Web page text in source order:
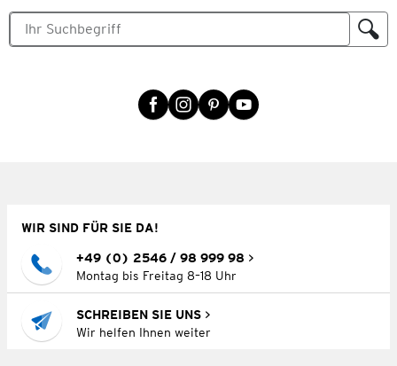
WIR SIND FÜR SIE DA!
+49 (0) 2546 / 98 999 98
Montag bis Freitag 8–18 Uhr
SCHREIBEN SIE UNS
Wir helfen Ihnen weiter